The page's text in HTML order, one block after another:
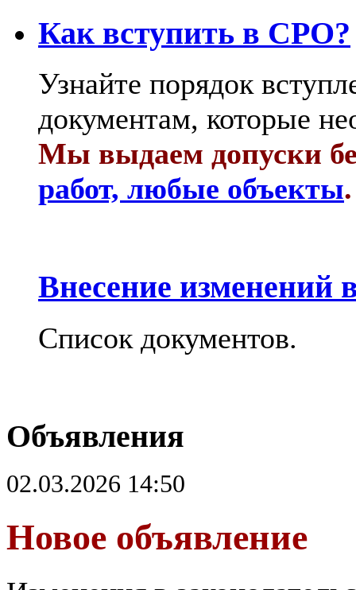
Как вступить в СРО?
Узнайте порядок
документам, которые
Мы выдаем допуски
работ, любые объекты.
Внесение изменений
Список документов.
Объявления
02.03.2026 14:50
Новое объявление